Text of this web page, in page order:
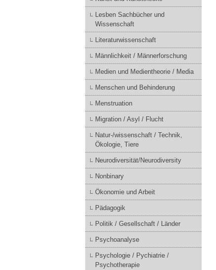
Lesben Sachbücher und
Wissenschaft
Literaturwissenschaft
Männlichkeit / Männerforschung
Medien und Medientheorie / Media
Menschen und Behinderung
Menstruation
Migration / Asyl / Flucht
Natur-/wissenschaft / Technik,
Ökologie, Tiere
Neurodiversität/Neurodiversity
Nonbinary
Ökonomie und Arbeit
Pädagogik
Politik / Gesellschaft / Länder
Psychoanalyse
Psychologie / Pychiatrie /
Psychotherapie